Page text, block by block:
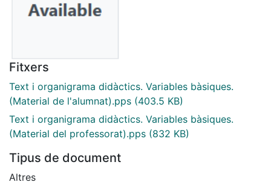
Fitxers
Text i organigrama didàctics. Variables bàsiques.
(Material de l'alumnat).pps (403.5 KB)
Text i organigrama didàctics. Variables bàsiques.
(Material del professorat).pps (832 KB)
Tipus de document
Altres